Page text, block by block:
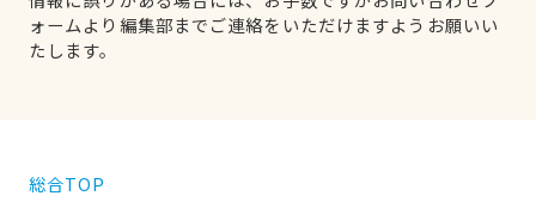
ォームより編集部までご連絡をいただけますようお願いい
たします。
総合TOP